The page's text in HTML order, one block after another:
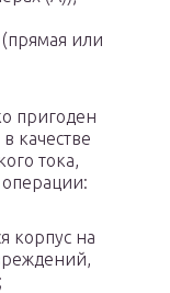
или
пригоден
качестве
тока,
корпус на